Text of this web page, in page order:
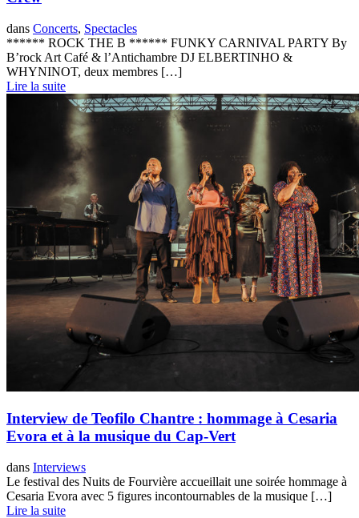
dans Concerts, Spectacles
****** ROCK THE B ****** FUNKY CARNIVAL PARTY By
B’rock Art Café & l’Antichambre DJ ELBERTINHO &
WHYNINOT, deux membres […]
Lire la suite
Interview de Teofilo Chantre : hommage à Cesaria
Evora et à la musique du Cap-Vert
dans Interviews
Le festival des Nuits de Fourvière accueillait une soirée hommage à
Cesaria Evora avec 5 figures incontournables de la musique […]
Lire la suite